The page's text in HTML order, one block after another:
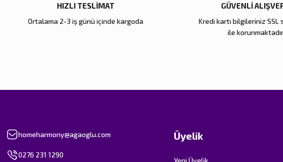
HIZLI TESLİMAT
Ortalama 2-3 iş günü içinde kargoda
GÜVENLİ
Kredi kartı bilgileriniz SSL
ile
homeharmony@agaoglu.com
0276 231 1290
Üyelik
Yeni Üyelik